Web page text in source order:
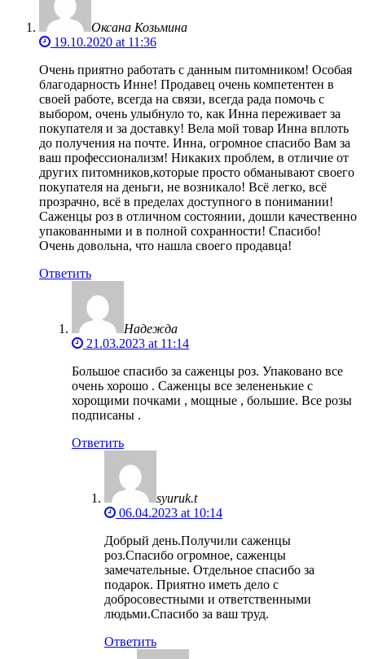
Оксана Козьмина
19.10.2020 at 11:36
Очень приятно работать с данным питомником! Особая
благодарность Инне! Продавец очень компетентен в
своей работе, всегда на связи, всегда рада помочь с
выбором, очень улыбнуло то, как Инна переживает за
покупателя и за доставку! Вела мой товар Инна вплоть
до получения на почте. Инна, огромное спасибо Вам за
ваш профессионализм! Никаких проблем, в отличие от
других питомников,которые просто обманывают своего
покупателя на деньги, не возникало! Всё легко, всё
прозрачно, всё в пределах доступного в понимании!
Саженцы роз в отличном состоянии, дошли качественно
упакованными и в полной сохранности! Спасибо!
Очень довольна, что нашла своего продавца!
Ответить
Надежда
21.03.2023 at 11:14
Большое спасибо за саженцы роз. Упаковано все
очень хорошо . Саженцы все зелененькие с
хорощими почками , мощные , большие. Все розы
подписаны .
Ответить
syuruk.t
06.04.2023 at 10:14
Добрый день.Получили саженцы
роз.Спасибо огромное, саженцы
замечательные. Отдельное спасибо за
подарок. Приятно иметь дело с
добросовестными и ответственными
людьми.Спасибо за ваш труд.
Ответить